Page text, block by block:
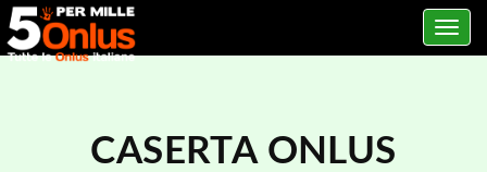
Toggle
CASERTA ONLUS